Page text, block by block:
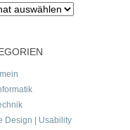
Design | Usability